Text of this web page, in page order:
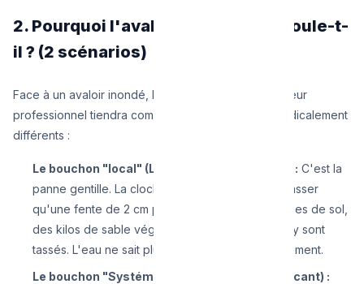
2. Pourquoi l'avaloir de la cave refoule-t-
il ? (2 scénarios)
Face à un avaloir inondé, le diagnostic du déboucheur
professionnel tiendra compte de deux scénarios radicalement
différents :
Le bouchon "local" (Le bac est plein de boue) : C'est la
panne gentille. La cloche du sterfput ne laisse passer
qu'une fente de 2 cm pour l'eau. Au fil des lavages de sol,
des kilos de sable végétal de vos chaussures s'y sont
tassés. L'eau ne sait plus passer ce goulot localement.
Le bouchon "Systémique" (Le vase communicant) :